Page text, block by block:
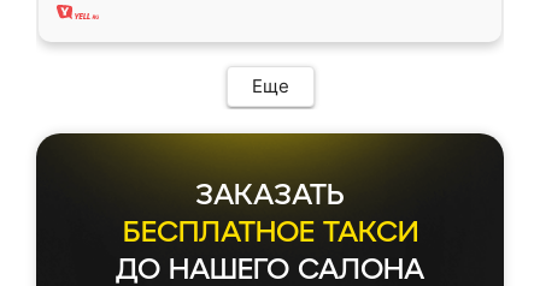
Еще
ЗАКАЗАТЬ
БЕСПЛАТНОЕ ТАКСИ
ДО НАШЕГО САЛОНА